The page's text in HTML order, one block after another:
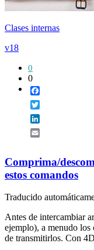
Clases internas
v18
0
0
Comprima/
estos comandos
Traducido
Antes de intercambiar
ejemplo), a menudo los
de transmitirlos. Con